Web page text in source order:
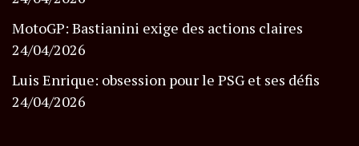
MotoGP: Bastianini exige des actions claires
24/04/2026
Luis Enrique: obsession pour le PSG et ses défis
24/04/2026